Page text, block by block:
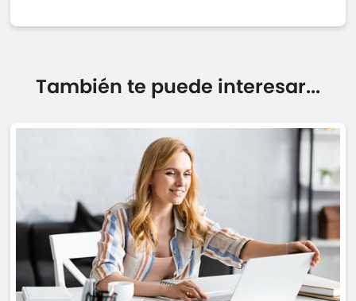
También te puede interesar...